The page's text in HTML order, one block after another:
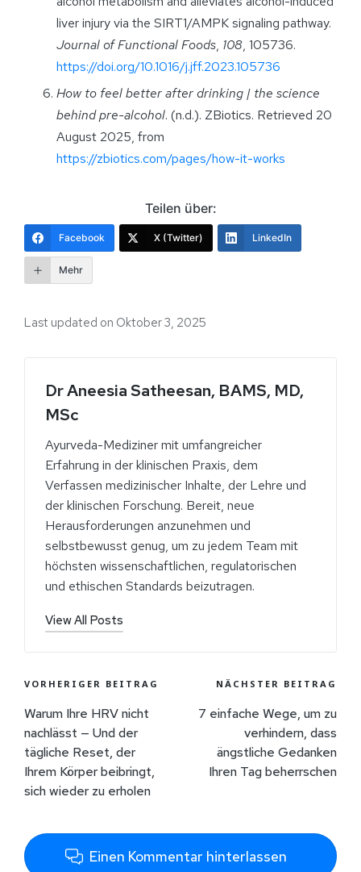
liver injury via the SIRT1/AMPK signaling pathway.
Journal of Functional Foods, 108, 105736.
https://doi.org/10.1016/j.jff.2023.105736
How to feel better after drinking | the science
behind pre-alcohol. (n.d.). ZBiotics. Retrieved 20
August 2025, from
https://zbiotics.com/pages/how-it-works
Teilen über:
Facebook X (Twitter) LinkedIn
Mehr
Last updated on Oktober 3, 2025
Dr Aneesia Satheesan, BAMS, MD,
MSc
Ayurveda-Mediziner mit umfangreicher
Erfahrung in der klinischen Praxis, dem
Verfassen medizinischer Inhalte, der Lehre und
der klinischen Forschung. Bereit, neue
Herausforderungen anzunehmen und
selbstbewusst genug, um zu jedem Team mit
höchsten wissenschaftlichen, regulatorischen
und ethischen Standards beizutragen.
View All Posts
VORHERIGER BEITRAG
Warum Ihre HRV nicht
nachlässt — Und der
tägliche Reset, der
Ihrem Körper beibringt,
sich wieder zu erholen
NÄCHSTER BEITRAG
7 einfache Wege, um zu
verhindern, dass
ängstliche Gedanken
Ihren Tag beherrschen
Einen Kommentar hinterlassen